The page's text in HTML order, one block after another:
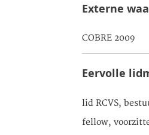
Externe
COBRE 2009
Eervolle
lid RCVS,
fellow,